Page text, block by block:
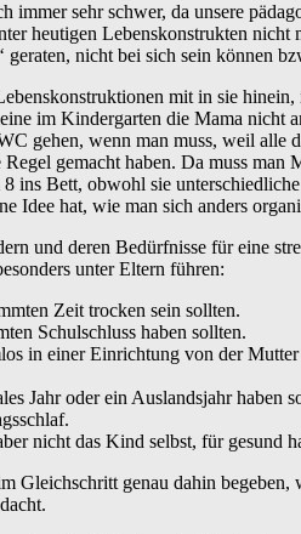
sehr schwer, da unsere
heutigen Lebenskonstrukten nicht
nicht bei sich sein können
mit in sie
im Kindergarten die Mama nicht
gehen, wenn man muss, weil alle
gemacht haben. Da muss
ins Bett, obwohl sie
Idee hat, wie man sich anders
und deren Bedürfnisse für eine
unter Eltern führen:
Zeit trocken sein sollten.
Schulschluss haben sollten.
in einer Einrichtung von der
Jahr oder ein Auslandsjahr haben
nicht das Kind selbst, für gesund
genau dahin begeben,